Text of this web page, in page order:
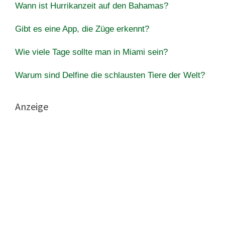
Wann ist Hurrikanzeit auf den Bahamas?
Gibt es eine App, die Züge erkennt?
Wie viele Tage sollte man in Miami sein?
Warum sind Delfine die schlausten Tiere der Welt?
Anzeige